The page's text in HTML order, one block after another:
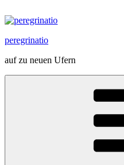
Inhalt
peregrinatio
auf zu neuen Ufern